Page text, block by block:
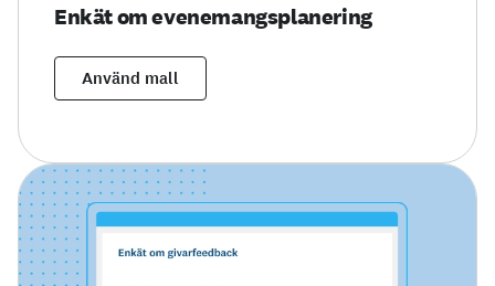
Enkät om evenemangsplanering
Använd mall